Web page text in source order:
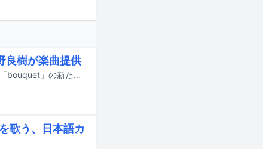
良樹が楽曲提供
上白石萌音が9月9日にリリースする歌手デビュー10周年記念オリジナルアルバム「bouquet」の新たな楽曲提供者およびジャケット写真が公開された。
歌う、日本語カ